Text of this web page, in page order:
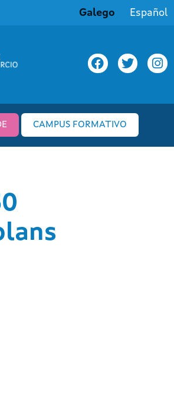
Galego Español
CAMPUS FORMATIVO